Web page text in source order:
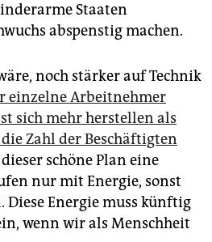
Staaten
abspenstig machen.
noch stärker auf Technik
einzelne Arbeitnehmer
sich mehr herstellen als
Zahl der Beschäftigten
schöne Plan eine
nur mit Energie, sonst
Diese Energie muss künftig
wenn wir als Menschheit